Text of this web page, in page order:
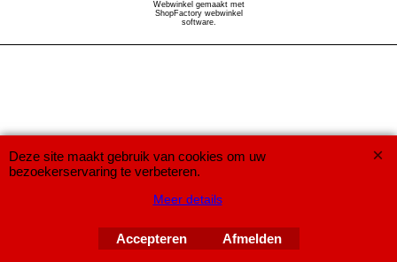
Webwinkel gemaakt met
ShopFactory webwinkel
software.
Deze site maakt gebruik van cookies om uw
bezoekerservaring te verbeteren.
Meer details
Accepteren Afmelden